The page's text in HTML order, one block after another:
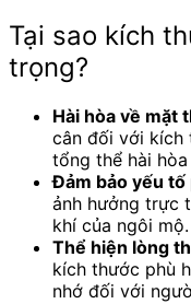
Tại sao kích
trọng?
Hài hòa về mặt
cân đối với kích
tổng thể hài
Đảm bảo yếu
ảnh hưởng trực
khí của ngôi mộ.
Thể hiện lòng
kích thước phù
nhớ đối với